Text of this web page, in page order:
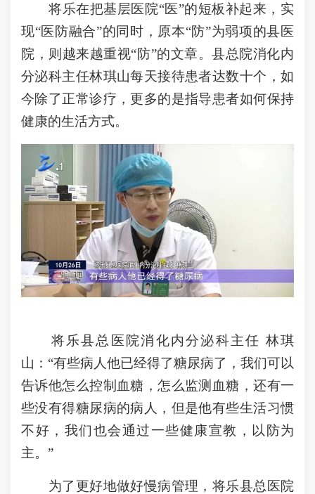
将乐在把基层医院“医”的短板补起来，实
现“医防融合”的同时，原本“防”为弱项的县医
院，则越来越重视“防”的文章。县总院消化内
分泌科主任林琪山每天接待患者达数十个，如
今除了正常诊疗，更多的是指导患者如何保持
健康的生活方式。
将乐县总医院消化内分泌科主任 林琪
山：“有些病人他已经得了糖尿病了，我们可以
告诉他怎么控制血糖，怎么监测血糖，还有一
些没有得糖尿病的病人，但是他有些生活习惯
不好，我们也会通过一些健康宣教，以防为
主。”
为了更好地做好慢病管理，将乐县总医院